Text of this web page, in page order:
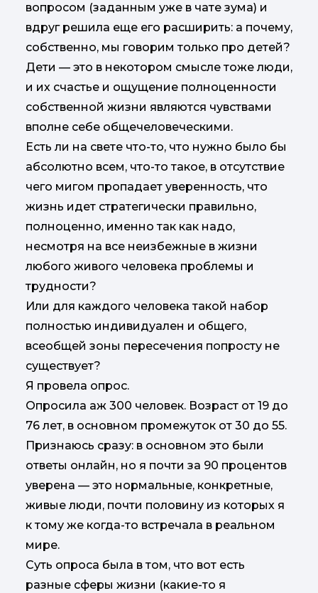
вопросом (заданным уже в чате зума) и
вдруг решила еще его расширить: а почему,
собственно, мы говорим только про детей?
Дети — это в некотором смысле тоже люди,
и их счастье и ощущение полноценности
собственной жизни являются чувствами
вполне себе общечеловеческими.
Есть ли на свете что-то, что нужно было бы
абсолютно всем, что-то такое, в отсутствие
чего мигом пропадает уверенность, что
жизнь идет стратегически правильно,
полноценно, именно так как надо,
несмотря на все неизбежные в жизни
любого живого человека проблемы и
трудности?
Или для каждого человека такой набор
полностью индивидуален и общего,
всеобщей зоны пересечения попросту не
существует?
Я провела опрос.
Опросила аж 300 человек. Возраст от 19 до
76 лет, в основном промежуток от 30 до 55.
Признаюсь сразу: в основном это были
ответы онлайн, но я почти за 90 процентов
уверена — это нормальные, конкретные,
живые люди, почти половину из которых я
к тому же когда-то встречала в реальном
мире.
Суть опроса была в том, что вот есть
разные сферы жизни (какие-то я